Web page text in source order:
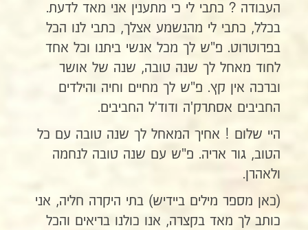
העבודה ? כתבי לי כי מתענין אני מאד לדעת.
בכלל, כתבי לי מהנשמע אצלך, כתבי לנו הכל
בפרוטרוט. פ"ש לך מכל אנשי ביתנו וכל אחד
לחוד מאחל לך שנה טובה, שנה של אושר
וברכה אין קץ. פ"ש לך מחיים וחיה והילדים
החביבים אסתרק'ה ודוד'ל החביבים.
היי שלום ! אחיך המאחל לך שנה טובה עם כל
הטוב, גור אריה. פ"ש עם שנה טובה לנחמה
ולאהרן.
(כאן מספר מילים ביידיש) בתי היקרה חליה, אני
כותב לך מאד בקצרה, אנו כולנו בריאים והכל